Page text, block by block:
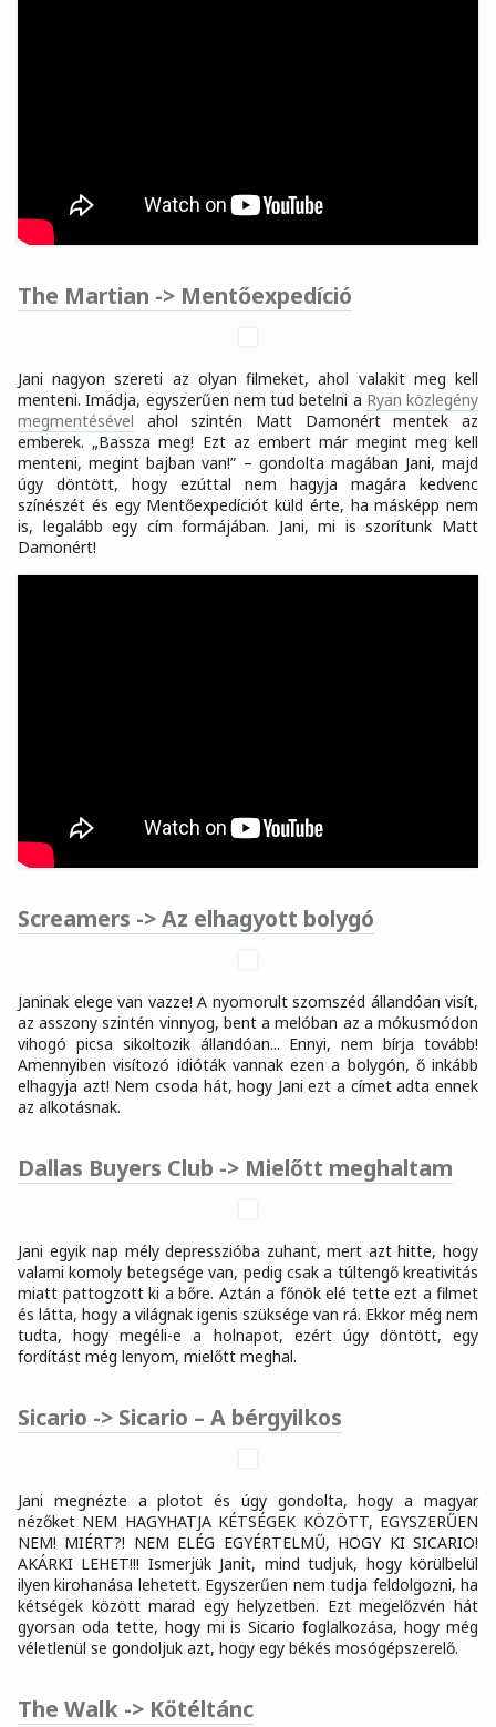
The Martian -> Mentőexpedíció
Jani nagyon szereti az olyan filmeket, ahol valakit meg kell
menteni. Imádja, egyszerűen nem tud betelni a Ryan közlegény
megmentésével ahol szintén Matt Damonért mentek az
emberek. „Bassza meg! Ezt az embert már megint meg kell
menteni, megint bajban van!” – gondolta magában Jani, majd
úgy döntött, hogy ezúttal nem hagyja magára kedvenc
színészét és egy Mentőexpedíciót küld érte, ha másképp nem
is, legalább egy cím formájában. Jani, mi is szorítunk Matt
Damonért!
Screamers -> Az elhagyott bolygó
Janinak elege van vazze! A nyomorult szomszéd állandóan visít,
az asszony szintén vinnyog, bent a melóban az a mókusmódon
vihogó picsa sikoltozik állandóan... Ennyi, nem bírja tovább!
Amennyiben visítozó idióták vannak ezen a bolygón, ő inkább
elhagyja azt! Nem csoda hát, hogy Jani ezt a címet adta ennek
az alkotásnak.
Dallas Buyers Club -> Mielőtt meghaltam
Jani egyik nap mély depresszióba zuhant, mert azt hitte, hogy
valami komoly betegsége van, pedig csak a túltengő kreativitás
miatt pattogzott ki a bőre. Aztán a főnök elé tette ezt a filmet
és látta, hogy a világnak igenis szüksége van rá. Ekkor még nem
tudta, hogy megéli-e a holnapot, ezért úgy döntött, egy
fordítást még lenyom, mielőtt meghal.
Sicario -> Sicario – A bérgyilkos
Jani megnézte a plotot és úgy gondolta, hogy a magyar
nézőket NEM HAGYHATJA KÉTSÉGEK KÖZÖTT, EGYSZERŰEN
NEM! MIÉRT?! NEM ELÉG EGYÉRTELMŰ, HOGY KI SICARIO!
AKÁRKI LEHET!!! Ismerjük Janit, mind tudjuk, hogy körülbelül
ilyen kirohanása lehetett. Egyszerűen nem tudja feldolgozni, ha
kétségek között marad egy helyzetben. Ezt megelőzvén hát
gyorsan oda tette, hogy mi is Sicario foglalkozása, hogy még
véletlenül se gondoljuk azt, hogy egy békés mosógépszerelő.
The Walk -> Kötéltánc